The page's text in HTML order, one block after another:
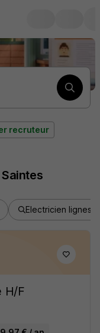
recruteur
Electricien lignes
H/F